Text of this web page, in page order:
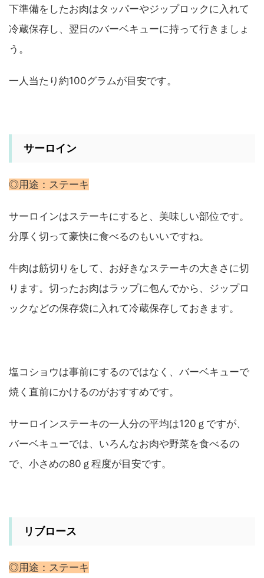
下準備をしたお肉はタッパーやジップロックに入れて
冷蔵保存し、翌日のバーベキューに持って行きましょ
う。
一人当たり約100グラムが目安です。
サーロイン
◎用途：ステーキ
サーロインはステーキにすると、美味しい部位です。
分厚く切って豪快に食べるのもいいですね。
牛肉は筋切りをして、お好きなステーキの大きさに切
ります。切ったお肉はラップに包んでから、ジップロ
ックなどの保存袋に入れて冷蔵保存しておきます。
塩コショウは事前にするのではなく、バーベキューで
焼く直前にかけるのがおすすめです。
サーロインステーキの一人分の平均は120ｇですが、
バーベキューでは、いろんなお肉や野菜を食べるの
で、小さめの80ｇ程度が目安です。
リブロース
◎用途：ステーキ